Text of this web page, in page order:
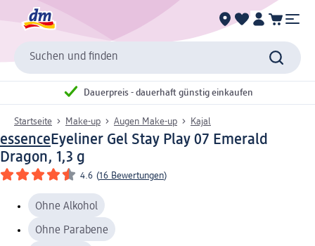
Suchen und finden
Dauerpreis - dauerhaft günstig einkaufen
Startseite Make-up Augen Make-up Kajal
essenceEyeliner Gel Stay Play 07 Emerald
Dragon, 1,3 g
4.6 (16 Bewertungen)
Ohne Alkohol
Ohne Parabene